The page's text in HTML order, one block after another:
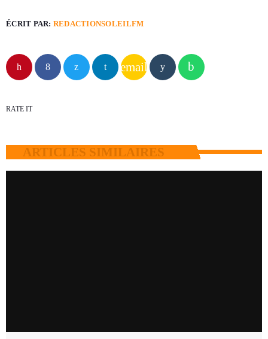
ÉCRIT PAR: REDACTIONSOLEILFM
email
RATE IT
ARTICLES SIMILAIRES